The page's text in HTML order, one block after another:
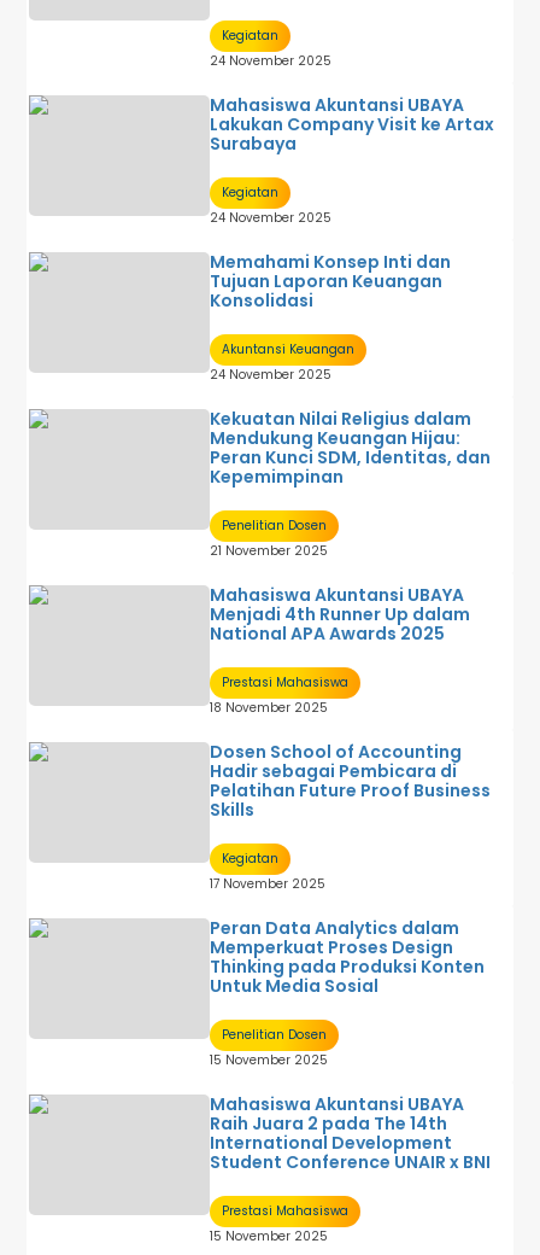
Kegiatan
24 November 2025
Mahasiswa Akuntansi UBAYA
Lakukan Company Visit ke Artax
Surabaya
Kegiatan
24 November 2025
Memahami Konsep Inti dan
Tujuan Laporan Keuangan
Konsolidasi
Akuntansi Keuangan
24 November 2025
Kekuatan Nilai Religius dalam
Mendukung Keuangan Hijau:
Peran Kunci SDM, Identitas, dan
Kepemimpinan
Penelitian Dosen
21 November 2025
Mahasiswa Akuntansi UBAYA
Menjadi 4th Runner Up dalam
National APA Awards 2025
Prestasi Mahasiswa
18 November 2025
Dosen School of Accounting
Hadir sebagai Pembicara di
Pelatihan Future Proof Business
Skills
Kegiatan
17 November 2025
Peran Data Analytics dalam
Memperkuat Proses Design
Thinking pada Produksi Konten
Untuk Media Sosial
Penelitian Dosen
15 November 2025
Mahasiswa Akuntansi UBAYA
Raih Juara 2 pada The 14th
International Development
Student Conference UNAIR x BNI
Prestasi Mahasiswa
15 November 2025